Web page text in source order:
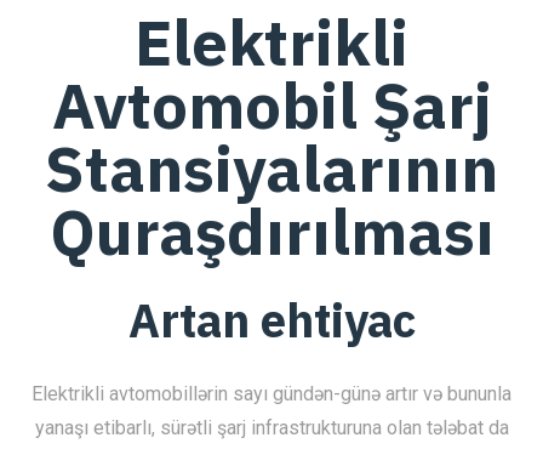
Elektrikli
Avtomobil Şarj
Stansiyalarının
Quraşdırılması
Artan ehtiyac
Elektrikli avtomobillərin sayı gündən-günə artır və bununla
yanaşı etibarlı, sürətli şarj infrastrukturuna olan tələbat da